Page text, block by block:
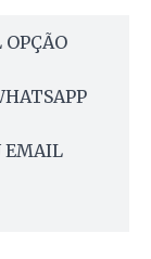
OPÇÃO
EMAIL